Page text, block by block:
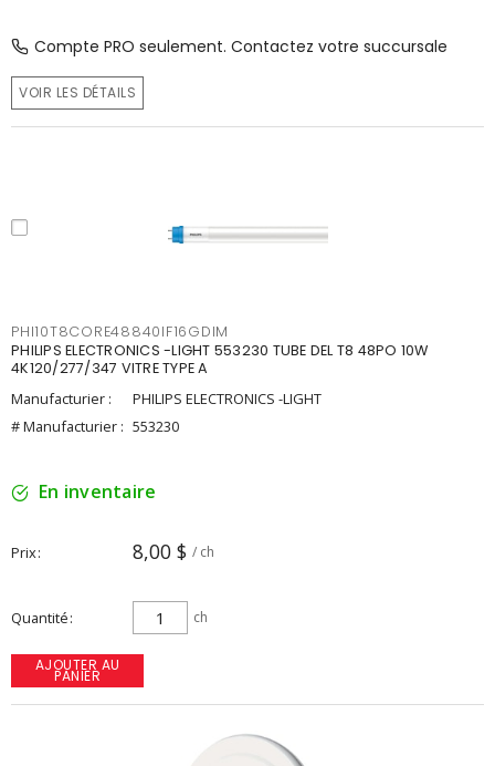
Compte PRO seulement. Contactez votre succursale
VOIR LES DÉTAILS
PHI10T8CORE48840IF16GDIM
PHILIPS ELECTRONICS -LIGHT 553230 TUBE DEL T8 48PO 10W
4K120/277/347 VITRE TYPE A
Manufacturier :
PHILIPS ELECTRONICS -LIGHT
# Manufacturier : 553230
En inventaire
Prix 8,00 $ / ch
Quantité ch
AJOUTER AU
PANIER